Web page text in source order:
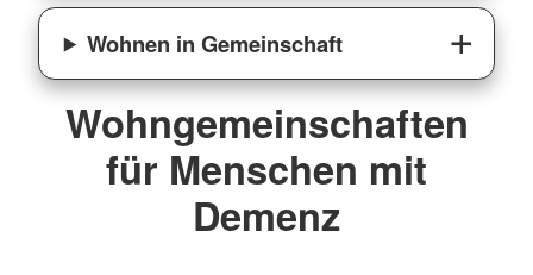
Wohnen in Gemeinschaft
Wohngemeinschaften
für Menschen mit
Demenz